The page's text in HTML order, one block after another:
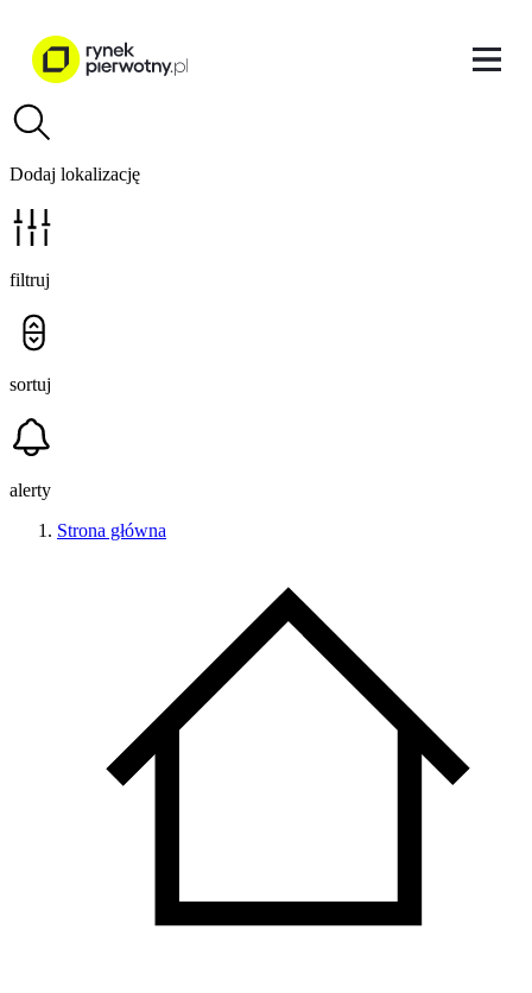
Dodaj lokalizację
filtruj
sortuj
alerty
Strona główna